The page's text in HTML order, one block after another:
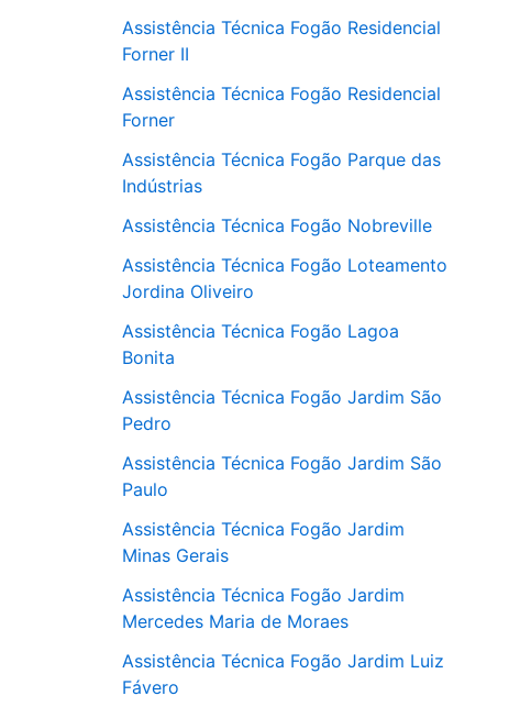
Assistência Técnica Fogão Residencial
Forner II
Assistência Técnica Fogão Residencial
Forner
Assistência Técnica Fogão Parque das
Indústrias
Assistência Técnica Fogão Nobreville
Assistência Técnica Fogão Loteamento
Jordina Oliveiro
Assistência Técnica Fogão Lagoa
Bonita
Assistência Técnica Fogão Jardim São
Pedro
Assistência Técnica Fogão Jardim São
Paulo
Assistência Técnica Fogão Jardim
Minas Gerais
Assistência Técnica Fogão Jardim
Mercedes Maria de Moraes
Assistência Técnica Fogão Jardim Luiz
Fávero